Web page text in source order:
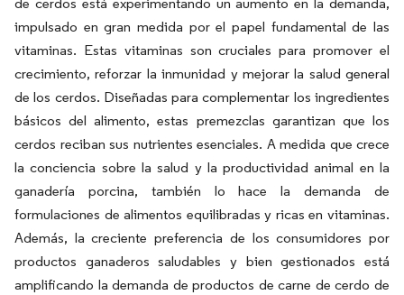
impulsado en gran medida por el papel fundamental de las
vitaminas. Estas vitaminas son cruciales para promover el
crecimiento, reforzar la inmunidad y mejorar la salud general
de los cerdos. Diseñadas para complementar los ingredientes
básicos del alimento, estas premezclas garantizan que los
cerdos reciban sus nutrientes esenciales. A medida que crece
la conciencia sobre la salud y la productividad animal en la
ganadería porcina, también lo hace la demanda de
formulaciones de alimentos equilibradas y ricas en vitaminas.
Además, la creciente preferencia de los consumidores por
productos ganaderos saludables y bien gestionados está
amplificando la demanda de productos de carne de cerdo de